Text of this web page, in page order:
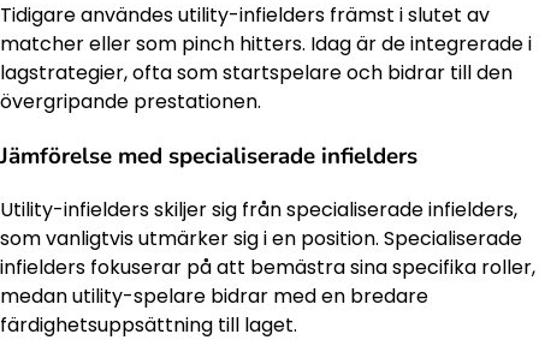
Tidigare användes utility-infielders främst i slutet av
matcher eller som pinch hitters. Idag är de integrerade i
lagstrategier, ofta som startspelare och bidrar till den
övergripande prestationen.
Jämförelse med specialiserade infielders
Utility-infielders skiljer sig från specialiserade infielders,
som vanligtvis utmärker sig i en position. Specialiserade
infielders fokuserar på att bemästra sina specifika roller,
medan utility-spelare bidrar med en bredare
färdighetsuppsättning till laget.